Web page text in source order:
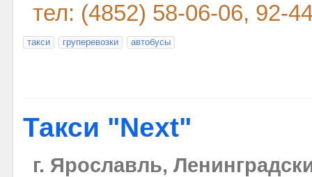
тел: (4852) 58-06-06, 92-
такси груперевозки автобусы
Такси "Next"
г. Ярославль,